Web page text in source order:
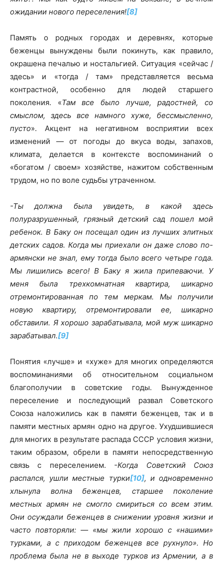
ожидании нового переселения![8]
Память о родных городах и деревнях, которые
беженцы вынуждены были покинуть, как правило,
окрашена печалью и ностальгией. Ситуация «сейчас /
здесь» и «тогда / там» представляется весьма
контрастной, особенно для людей старшего
поколения. «Там все было лучше, радостней, со
смыслом, здесь все намного хуже, бессмысленно,
пусто». Акцент на негативном восприятии всех
изменений — от погоды до вкуса воды, запахов,
климата, делается в контексте воспоминаний о
«богатом / своем» хозяйстве, нажитом собственным
трудом, но по воле судьбы утраченном.
-Ты должна была увидеть, в какой здесь
полуразрушенный, грязный детский сад пошел мой
ребенок. В Баку он посещал один из лучших элитных
детских садов. Когда мы приехали он даже слово по-
армянски не знал, ему тогда было всего четыре года.
Мы лишились всего! В Баку я жила припеваючи. У
меня была трехкомнатная квартира, шикарно
отремонтированная по тем меркам. Мы получили
новую квартиру, отремонтировали ее, шикарно
обставили. Я хорошо зарабатывала, мой муж шикарно
зарабатывал.[9]
Понятия «лучше» и «хуже» для многих определяются
воспоминаниями об относительном социальном
благополучии в советские годы. Вынужденное
переселение и последующий развал Советского
Союза наложились как в памяти беженцев, так и в
памяти местных армян одно на другое. Ухудшившиеся
для многих в результате распада СССР условия жизни,
таким образом, обрели в памяти непосредственную
связь с переселением. -Когда Советский Союз
распался, ушли местные турки[10], и одновременно
хлынула волна беженцев, старшее поколение
местных армян не смоглoсмириться со всем этим.
Они осуждали беженцев в снижении уровня жизни и
часто повторяли: — «мы жили хорошо с «нашими»
турками, а с приходом беженцев все рухнуло». Но
проблема была не в выходе турков из Армении, а в